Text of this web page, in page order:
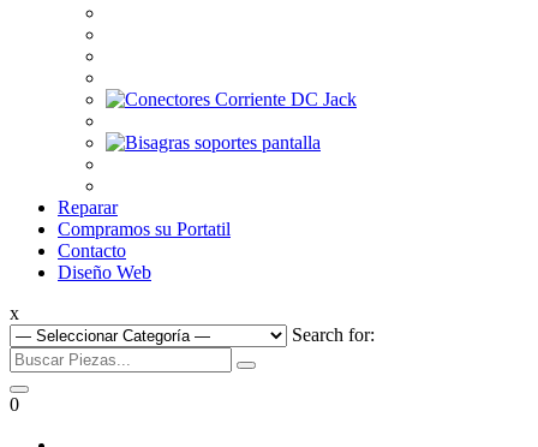
Reparar
Compramos su Portatil
Contacto
Diseño Web
x
Search for:
0